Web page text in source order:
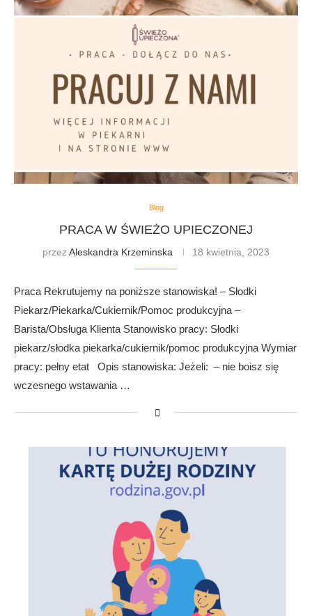
Blog
PRACA W ŚWIEŻO UPIECZONEJ
przez Aleskandra Krzeminska 18 kwietnia, 2023
Praca Rekrutujemy na poniższe stanowiska! – Słodki
Piekarz/Piekarka/Cukiernik/Pomoc produkcyjna –
Barista/Obsługa Klienta Stanowisko pracy: Słodki
piekarz/słodka piekarka/cukiernik/pomoc produkcyjna Wymiar
pracy: pełny etat Opis stanowiska: Jeżeli: – nie boisz się
wczesnego wstawania …